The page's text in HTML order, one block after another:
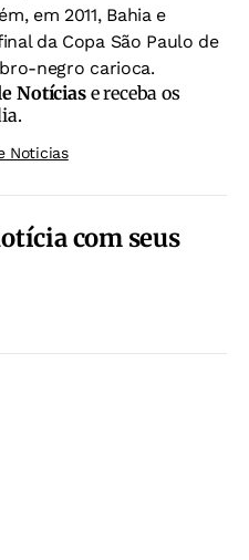
em 2011, Bahia e
da Copa São Paulo de
negro carioca.
Notíciase receba os
Noticias
com seus